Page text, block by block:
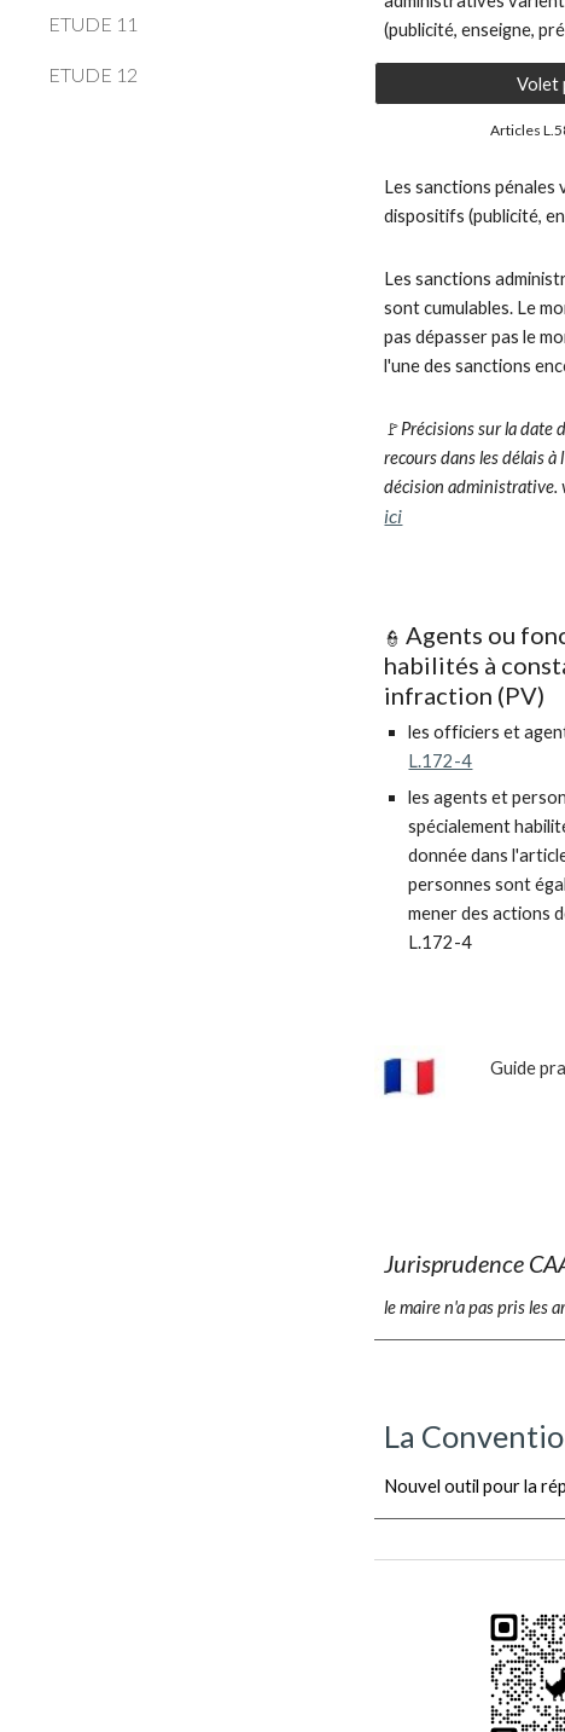
ETUDE 11
ETUDE 12
(publicité, enseigne,
Volet
Articles
Les sanctions pénales
dispositifs (publicité,
Les sanctions
sont cumulables. Le
pas dépasser pas le
l'une des sanctions
🚩Précisions sur la date
recours dans les délais à
décision administrative.
ici
👮 Agents ou
habilités à
infraction (PV)
les officiers et
L.172-4
les agents et
spécialement
donnée dans
personnes sont
mener des actions
L.172-4
Jurisprudence
le maire n'a pas pris les
La
Nouvel outil pour la